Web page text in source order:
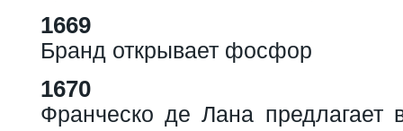
1669
Бранд открывает фосфор
1670
Франческо де Лана предлагает